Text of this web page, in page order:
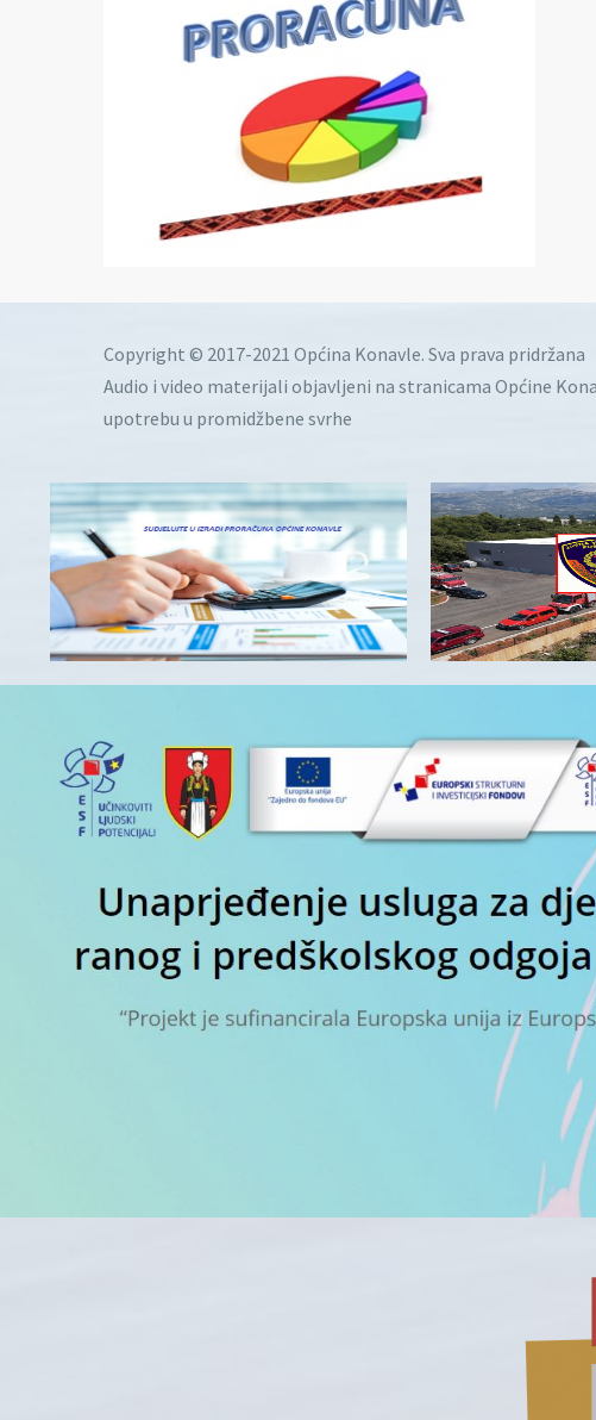
Copyright © 2017-2021 Općina Konavle. Sva prava pridržana
Audio i video materijali objavljeni na stranicama Općine
upotrebu u promidžbene svrhe